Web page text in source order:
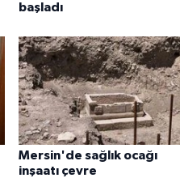
başladı
Mersin'de sağlık ocağı
inşaatı çevre